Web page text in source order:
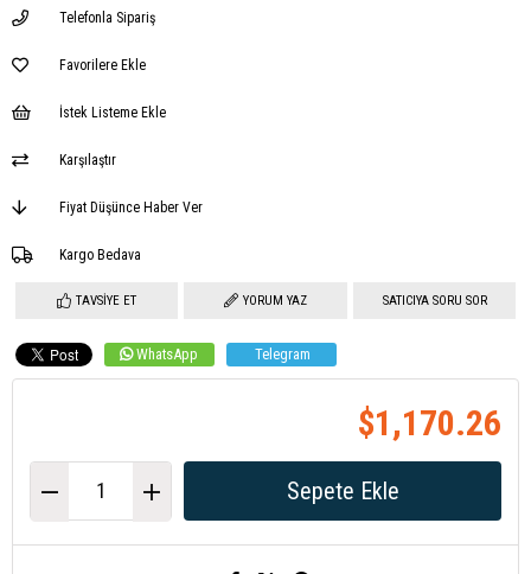
Telefonla Sipariş
Favorilere Ekle
İstek Listeme Ekle
Karşılaştır
Fiyat Düşünce Haber Ver
Kargo Bedava
TAVSIYE ET YORUM YAZ SATICIYA SORU SOR
WhatsApp Telegram
$1,170.26